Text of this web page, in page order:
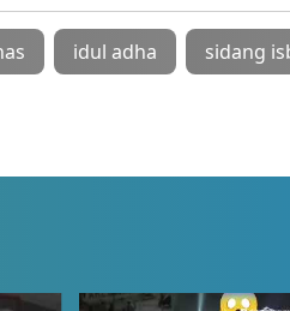
idul adha sidang